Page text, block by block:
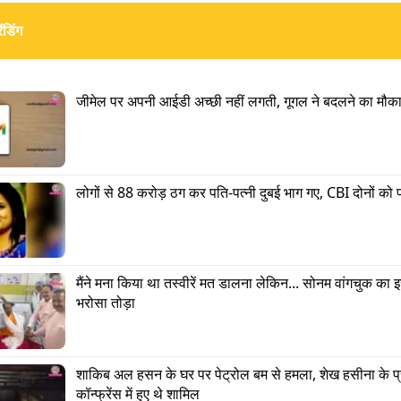
नई-नई पश्चिम बंगाल सरकार ने राज्य के सभी मदरसों में वंदे
कर दिया है. मदरसा शिक्षा निदेशालय ने 19 मई को एक
कि मदरसों में क्लास शुरू होने से पहले होने वाली असेंबली में वंदे
जरूरी होगा. यह आदेश राज्य के सभी सरकारी मॉडल मदरसों
एफिलिएटेड सरकारी सहायता प्राप्त मदरसों, अप्रूव्ड MSK,
जीमेल पर अपनी आईडी अच्छी नहीं लगती, गूगल ने बदलने का मौका
लोगों से 88 करोड़ ठग कर पति-पत्नी दुबई भाग गए, CBI दोनों
मैंने मना किया था तस्वीरें मत डालना लेकिन... सोनम वांगचुक का
भरोसा तोड़ा
शाकिब अल हसन के घर पर पेट्रोल बम से हमला, शेख हसीना के
कॉन्फ्रेंस में हुए थे शामिल